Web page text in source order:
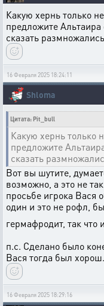
Какую хернь только
предложите
сказать
16 Февраля 2025 18:24:11
Shloma
Цитата: Pit_bull
Какую хернь
предложите
сказать
Вот вы шутите,
возможно, а это не
просьбе игрока Вася
один и это не рофл,
гермафродит, так что
п.с. Сделано было
Вася тогда был хорош.
16 Февраля 2025 18:29:16